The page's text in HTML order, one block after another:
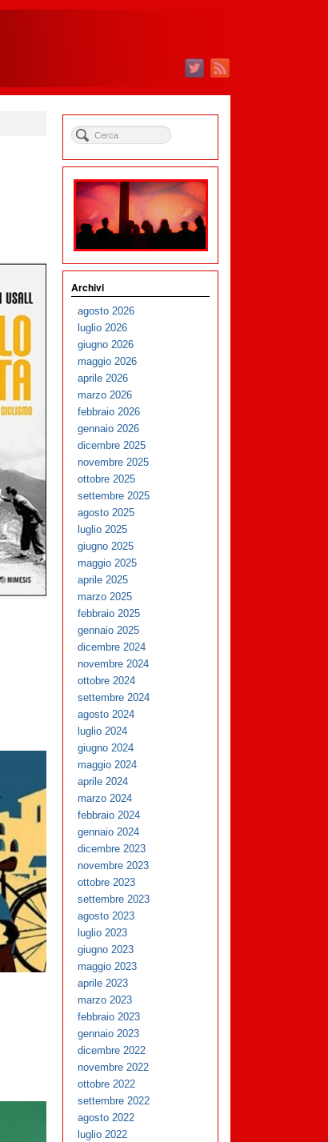
Archivi
agosto 2026
luglio 2026
giugno 2026
maggio 2026
aprile 2026
marzo 2026
febbraio 2026
gennaio 2026
dicembre 2025
novembre 2025
ottobre 2025
settembre 2025
agosto 2025
luglio 2025
giugno 2025
maggio 2025
aprile 2025
marzo 2025
febbraio 2025
gennaio 2025
dicembre 2024
novembre 2024
ottobre 2024
settembre 2024
agosto 2024
luglio 2024
giugno 2024
maggio 2024
aprile 2024
marzo 2024
febbraio 2024
gennaio 2024
dicembre 2023
novembre 2023
ottobre 2023
settembre 2023
agosto 2023
luglio 2023
giugno 2023
maggio 2023
aprile 2023
marzo 2023
febbraio 2023
gennaio 2023
dicembre 2022
novembre 2022
ottobre 2022
settembre 2022
agosto 2022
luglio 2022